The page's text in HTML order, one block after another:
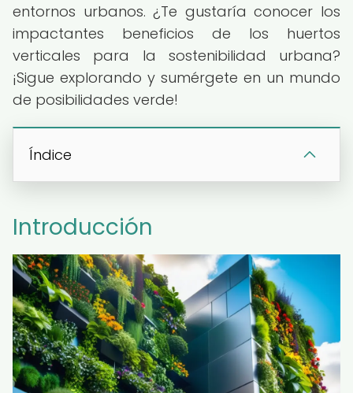
entornos urbanos. ¿Te gustaría conocer los
impactantes beneficios de los huertos
verticales para la sostenibilidad urbana?
¡Sigue explorando y sumérgete en un mundo
de posibilidades verde!
Índice
Introducción